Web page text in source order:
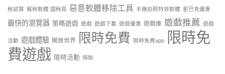
稅試算 報稅軟體 國稅局 惡意軟體移除工具 手機拍照特效軟體 星巴克優惠
最快的瀏覽器 策略遊戲 遊戲 遊戲下載 遊戲優惠 遊戲庫 遊戲推薦 遊戲
活動 遊戲體驗 開放世界 限時免費 限時免費app
限時免
費遊戲 限時活動 領取